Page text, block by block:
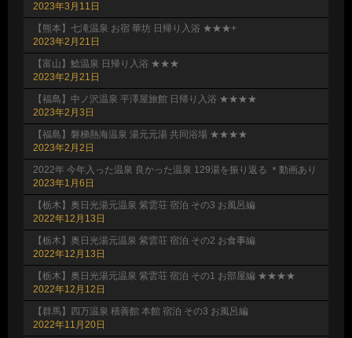
2023年3月11日
【熊本】七滝温泉 お宿 華坊 日帰り入浴 ★★★+
2023年2月21日
【富山】鯰温泉 日帰り入浴 ★★★
2023年2月21日
【福島】中ノ沢温泉 平澤屋旅館 日帰り入浴 ★★★★
2023年2月3日
【福島】磐梯熱海温泉 湯元元湯 共同浴場 ★★★★
2023年2月2日
2022年 今年入った温泉 良かった温泉 129湯を振り返る ＊動画あり
2023年1月6日
【栃木】奥日光湯元温泉 紫雲荘 宿泊 その3 お風呂編
2022年12月13日
【栃木】奥日光湯元温泉 紫雲荘 宿泊 その2 お食事編
2022年12月13日
【栃木】奥日光湯元温泉 紫雲荘 宿泊 その1 お部屋編 ★★★★
2022年12月12日
【群馬】四万温泉 積善館 本館 宿泊 その3 お風呂編
2022年11月20日